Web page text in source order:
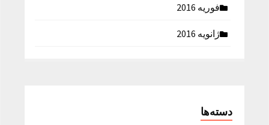
فوریه 2016
ژانویه 2016
دسته‌ها